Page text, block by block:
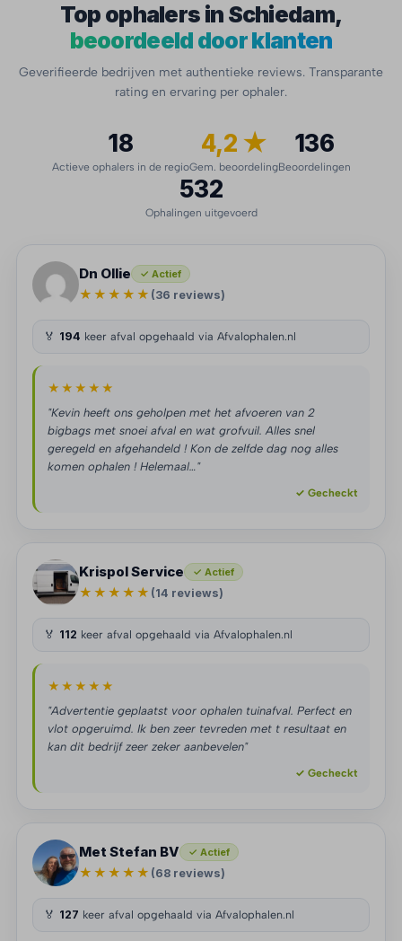
Top ophalers in Schiedam,
beoordeeld door klanten
Geverifieerde bedrijven met authentieke reviews. Transparante
rating en ervaring per ophaler.
18
Actieve ophalers in de regio
4,2 ★
Gem. beoordeling
136
Beoordelingen
532
Ophalingen uitgevoerd
Dn Ollie ✓ Actief
★★★★★ (36 reviews)
🏅 194 keer afval opgehaald via Afvalophalen.nl
★★★★★
"Kevin heeft ons geholpen met het afvoeren van 2
bigbags met snoei afval en wat grofvuil. Alles snel
geregeld en afgehandeld ! Kon de zelfde dag nog alles
komen ophalen ! Helemaal…"
✓ Gecheckt
Krispol Service ✓ Actief
★★★★★ (14 reviews)
🏅 112 keer afval opgehaald via Afvalophalen.nl
★★★★★
"Advertentie geplaatst voor ophalen tuinafval. Perfect en
vlot opgeruimd. Ik ben zeer tevreden met t resultaat en
kan dit bedrijf zeer zeker aanbevelen"
✓ Gecheckt
Met Stefan BV ✓ Actief
★★★★★ (68 reviews)
🏅 127 keer afval opgehaald via Afvalophalen.nl